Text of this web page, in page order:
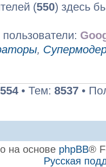
(550) здесь
,
• Тем: 8537 •
на основе phpBB®
Русская